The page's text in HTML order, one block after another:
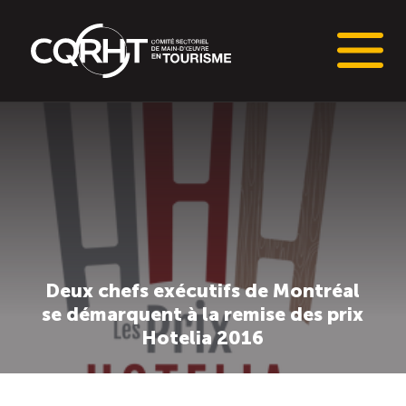
Informations sur le marché du travail (IMT)
Tableaux de bord de l’industrie touristique
Main-d’oeuvre en tourisme
Le pôle IMT
Deux chefs exécutifs de Montréal
se démarquent à la remise des prix
Hotelia 2016